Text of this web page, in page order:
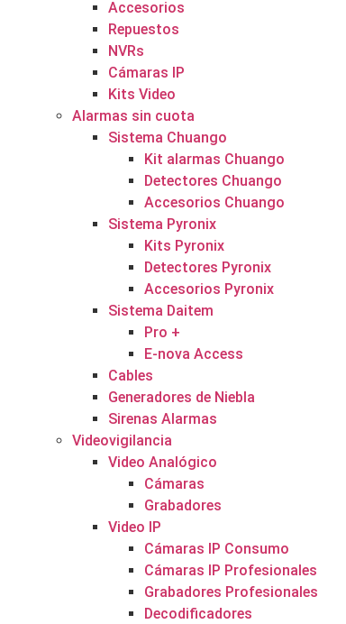
Accesorios
Repuestos
NVRs
Cámaras IP
Kits Video
Alarmas sin cuota
Sistema Chuango
Kit alarmas Chuango
Detectores Chuango
Accesorios Chuango
Sistema Pyronix
Kits Pyronix
Detectores Pyronix
Accesorios Pyronix
Sistema Daitem
Pro +
E-nova Access
Cables
Generadores de Niebla
Sirenas Alarmas
Videovigilancia
Video Analógico
Cámaras
Grabadores
Video IP
Cámaras IP Consumo
Cámaras IP Profesionales
Grabadores Profesionales
Decodificadores